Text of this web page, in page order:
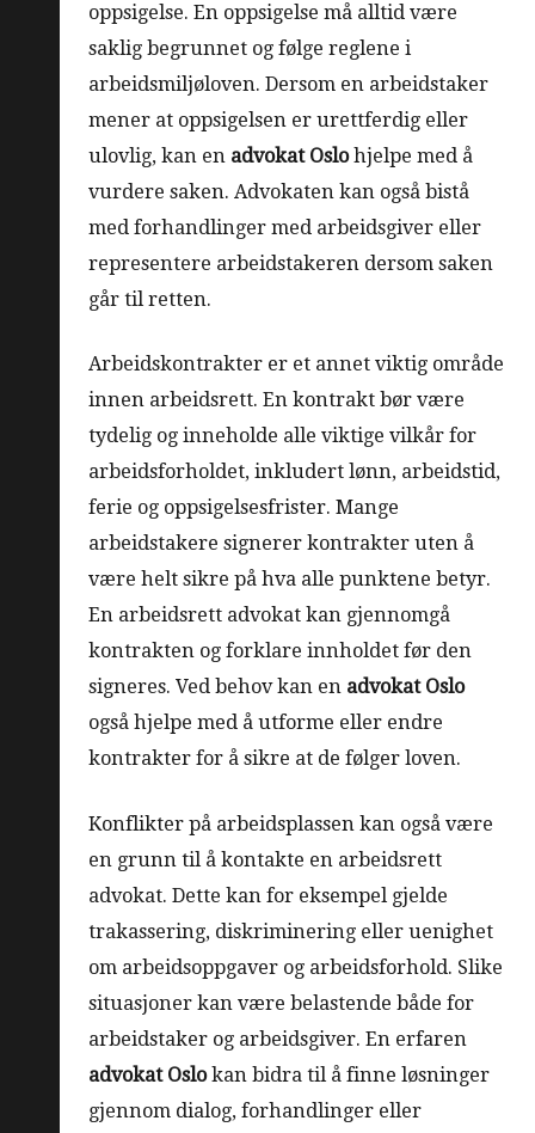
oppsigelse. En oppsigelse må alltid være
saklig begrunnet og følge reglene i
arbeidsmiljøloven. Dersom en arbeidstaker
mener at oppsigelsen er urettferdig eller
ulovlig, kan en advokat Oslohjelpe med å
vurdere saken. Advokaten kan også bistå
med forhandlinger med arbeidsgiver eller
representere arbeidstakeren dersom saken
går til retten.
Arbeidskontrakter er et annet viktig område
innen arbeidsrett. En kontrakt bør være
tydelig og inneholde alle viktige vilkår for
arbeidsforholdet, inkludert lønn, arbeidstid,
ferie og oppsigelsesfrister. Mange
arbeidstakere signerer kontrakter uten å
være helt sikre på hva alle punktene betyr.
En arbeidsrett advokat kan gjennomgå
kontrakten og forklare innholdet før den
signeres. Ved behov kan en advokat Oslo
også hjelpe med å utforme eller endre
kontrakter for å sikre at de følger loven.
Konflikter på arbeidsplassen kan også være
en grunn til å kontakte en arbeidsrett
advokat. Dette kan for eksempel gjelde
trakassering, diskriminering eller uenighet
om arbeidsoppgaver og arbeidsforhold. Slike
situasjoner kan være belastende både for
arbeidstaker og arbeidsgiver. En erfaren
advokat Oslokan bidra til å finne løsninger
gjennom dialog, forhandlinger eller